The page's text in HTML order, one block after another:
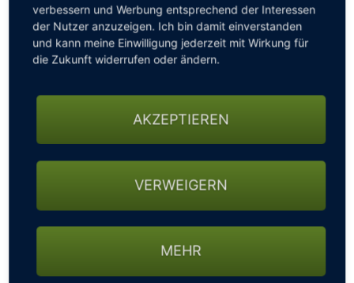
PERFECTGOLFTRAVEL IST ANBIETER FÜR EXKLUSIVE
GOLFREISEN UND EXPERTE FÜR BESONDERE
discover, enjoy and never forget
Wir sind ein Team aus Reiseexperten und Golf-
verbessern und Werbung entsprechend der Interessen
der Nutzer anzuzeigen. Ich bin damit einverstanden
und kann meine Einwilligung jederzeit mit Wirkung für
die Zukunft widerrufen oder ändern.
AKZEPTIEREN
VERWEIGERN
MEHR